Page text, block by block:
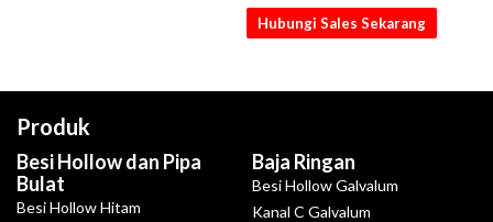
Hubungi Sales Sekarang
Produk
Besi Hollow dan Pipa
Bulat
Besi Hollow Hitam
Baja Ringan
Besi Hollow Galvalum
Kanal C Galvalum